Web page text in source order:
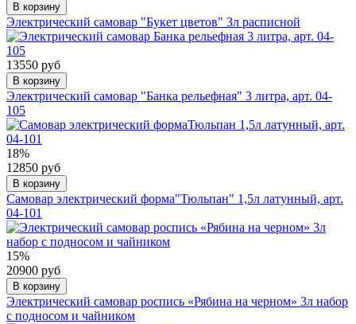
В корзину
Электрический самовар "Букет цветов" 3л расписной
13550 руб
В корзину
Электрический самовар "Банка рельефная" 3 литра, арт. 04-
105
18%
12850 руб
В корзину
Самовар электрический форма"Тюльпан" 1,5л латунный, арт.
04-101
15%
20900 руб
В корзину
Электрический самовар роспись «Рябина на черном» 3л набор
с подносом и чайником